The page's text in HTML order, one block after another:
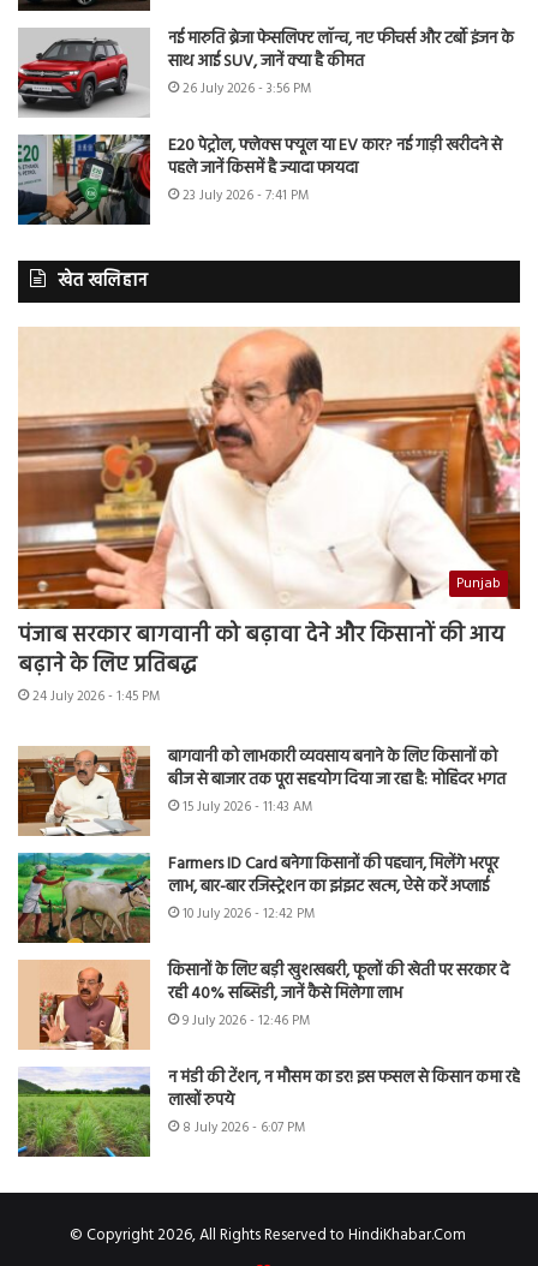
नई मारुति ब्रेजा फेसलिफ्ट लॉन्च, नए फीचर्स और टर्बो इंजन के
साथ आई SUV, जानें क्या है कीमत
26 July 2026 - 3:56 PM
E20 पेट्रोल, फ्लेक्स फ्यूल या EV कार? नई गाड़ी खरीदने से
पहले जानें किसमें है ज्यादा फायदा
23 July 2026 - 7:41 PM
खेत खलिहान
Punjab
पंजाब सरकार बागवानी को बढ़ावा देने और किसानों की आय
बढ़ाने के लिए प्रतिबद्ध
24 July 2026 - 1:45 PM
बागवानी को लाभकारी व्यवसाय बनाने के लिए किसानों को
बीज से बाजार तक पूरा सहयोग दिया जा रहा है: मोहिंदर भगत
15 July 2026 - 11:43 AM
Farmers ID Card बनेगा किसानों की पहचान, मिलेंगे भरपूर
लाभ, बार-बार रजिस्ट्रेशन का झंझट खत्म, ऐसे करें अप्लाई
10 July 2026 - 12:42 PM
किसानों के लिए बड़ी खुशखबरी, फूलों की खेती पर सरकार दे
रही 40% सब्सिडी, जानें कैसे मिलेगा लाभ
9 July 2026 - 12:46 PM
न मंडी की टेंशन, न मौसम का डर! इस फसल से किसान कमा रहे
लाखों रुपये
8 July 2026 - 6:07 PM
© Copyright 2026, All Rights Reserved to HindiKhabar.Com